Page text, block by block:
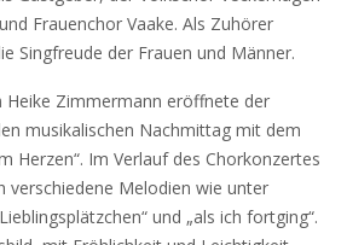
Frauenchor Vaake. Als Zuhörer
Singfreude der Frauen und Männer.
Heike Zimmermann eröffnete der
musikalischen Nachmittag mit dem
Herzen“. Im Verlauf des Chorkonzertes
verschiedene Melodien wie unter
und „als ich fortging“.